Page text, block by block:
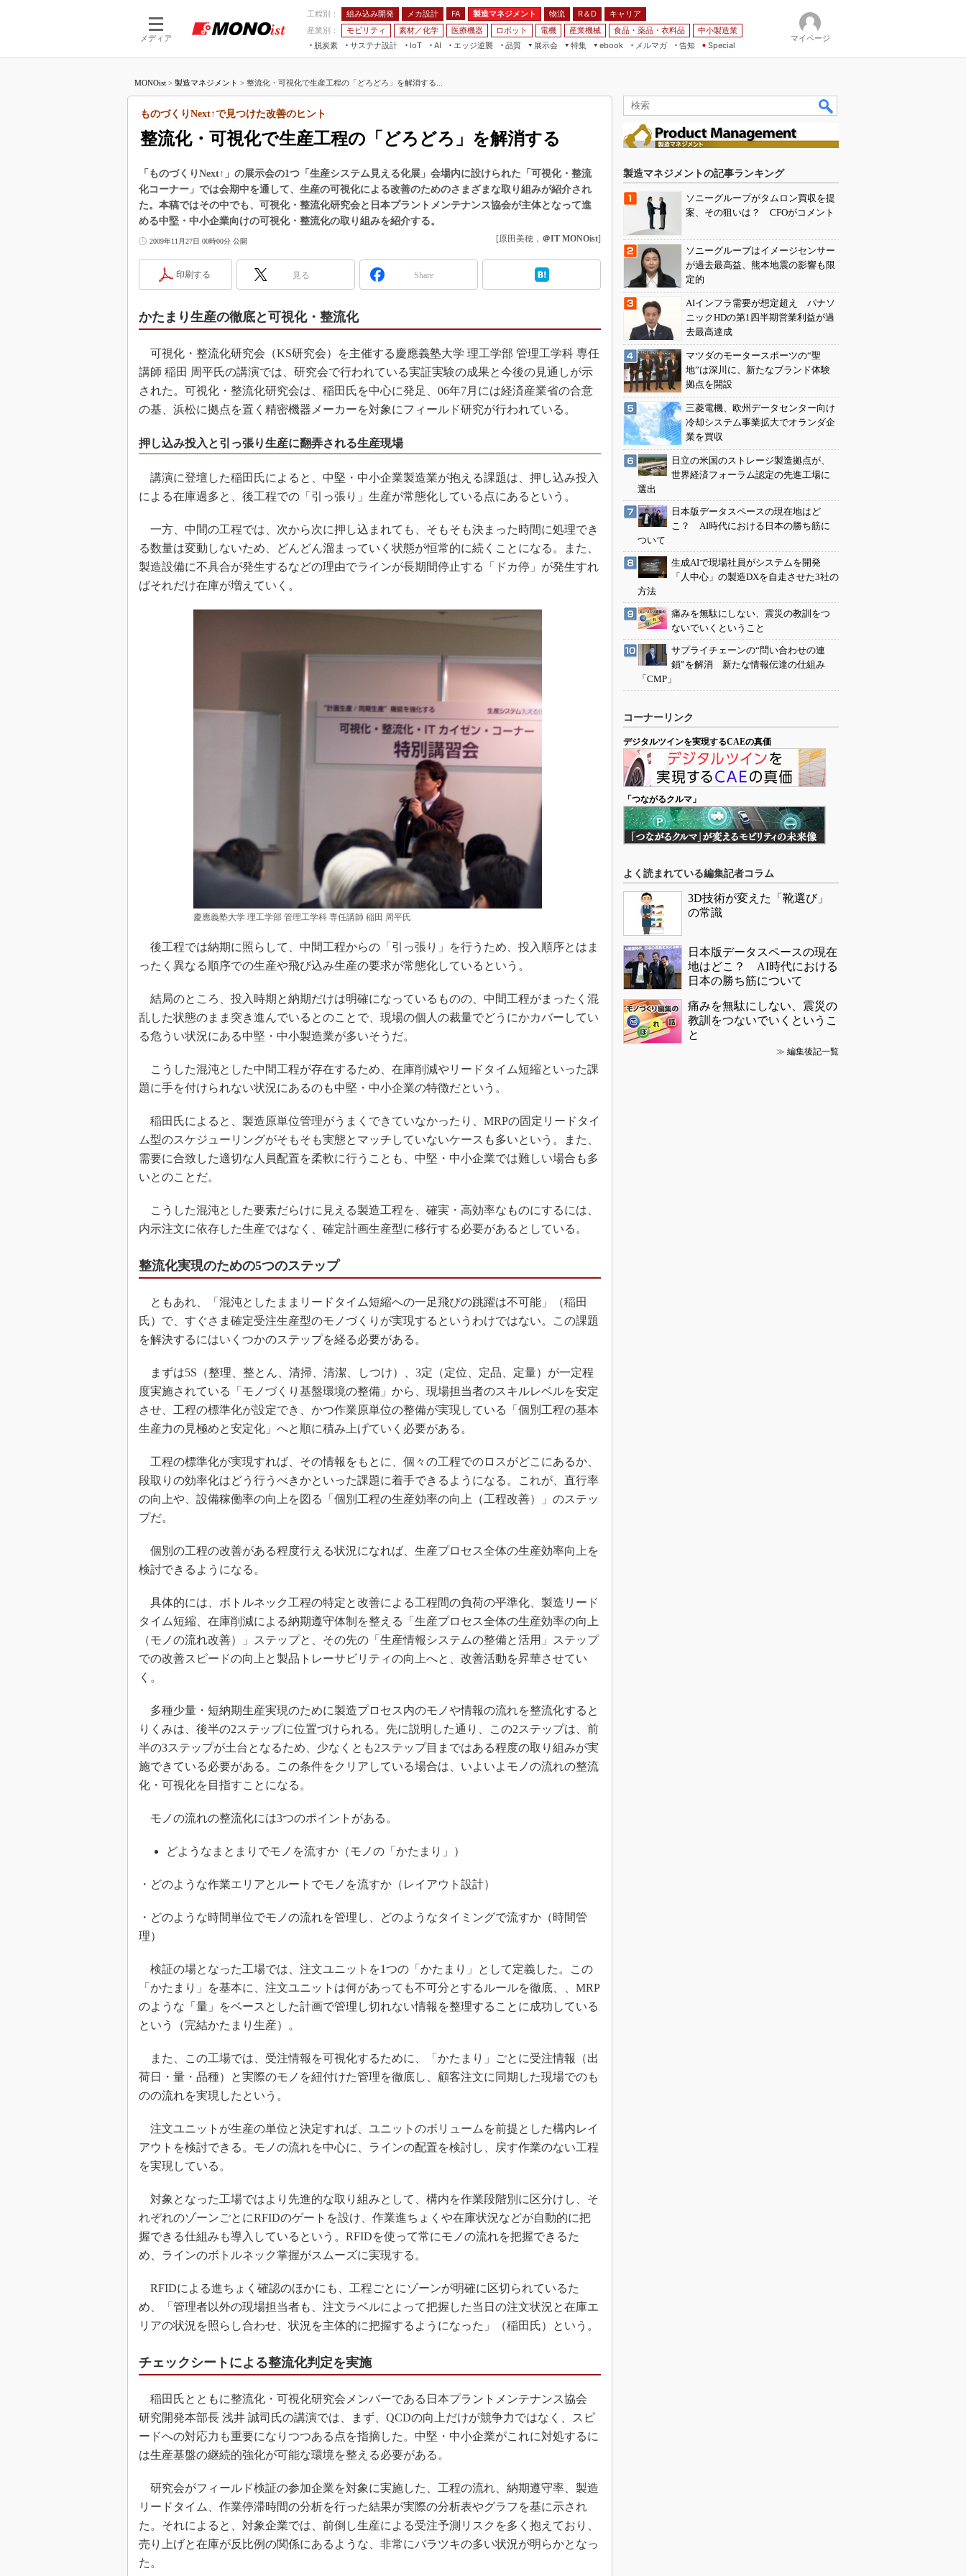
メディア
工程別： 組み込み開発 メカ設計 FA 製造マネジメント 物流 R＆D
キャリア
産業別：
モビリティ 素材／化学 医療機器 ロボット 電機 産業機械 食品・薬品・衣料品
中小製造業
脱炭素
サステナ設計
IoT
つながる工場
つながるサービス
AI
AI×設備保全
エッジ逆襲 品質
展示会
JIMTOF
IIFES
ジャパンモビリティショー
TECHNO-FRONTIER
人テク展
EdgeTech+
日本ものづくりワールド
特集
つながるクルマ
フィールドサービス
FPGA
組み込み画像技術
組み込みモデリング
Windows Embedded
車載ソフト開発
3Dプリンタ
デジタルツインとCAE
S＆OP
インダストリー4.0
イノベーション
植物工場
知財マネジメント
海外生産
グローバル設計・開発
制御セキュリティ
ebook
モビリティ
素材／化学
メルマガ
告知 Special
マイページ
MONOist > 製造マネジメント > 整流化・可視化で生産工程の「どろどろ」を解消する...
整流化・可視化で生産工程の「どろどろ」を解消する
ものづくりNext↑で見つけた改善のヒント
「ものづくりNext↑」の展示会の1つ「生産システム見える化展」会場内に設けられた「可視化・整流
化コーナー」では会期中を通して、生産の可視化による改善のためのさまざまな取り組みが紹介され
た。本稿ではその中でも、可視化・整流化研究会と日本プラントメンテナンス協会が主体となって進
める中堅・中小企業向けの可視化・整流化の取り組みを紹介する。
2009年11月27日 00時00分 公開 [原田美穂， ＠IT MONOist]
印刷する 見る Share
かたまり生産の徹底と可視化・整流化
可視化・整流化研究会（KS研究会）を主催する慶應義塾大学 理工学部 管理工学科 専任
講師 稲田 周平氏の講演では、研究会で行われている実証実験の成果と今後の見通しが示
された。可視化・整流化研究会は、稲田氏を中心に発足、06年7月には経済産業省の合意
の基、浜松に拠点を置く精密機器メーカーを対象にフィールド研究が行われている。
押し込み投入と引っ張り生産に翻弄される生産現場
講演に登壇した稲田氏によると、中堅・中小企業製造業が抱える課題は、押し込み投入
による在庫過多と、後工程での「引っ張り」生産が常態化している点にあるという。
一方、中間の工程では、次から次に押し込まれても、そもそも決まった時間に処理でき
る数量は変動しないため、どんどん溜まっていく状態が恒常的に続くことになる。また、
製造設備に不具合が発生するなどの理由でラインが長期間停止する「ドカ停」が発生すれ
ばそれだけ在庫が増えていく。
慶應義塾大学 理工学部 管理工学科 専任講師 稲田 周平氏
後工程では納期に照らして、中間工程からの「引っ張り」を行うため、投入順序とはま
ったく異なる順序での生産や飛び込み生産の要求が常態化しているという。
結局のところ、投入時期と納期だけは明確になっているものの、中間工程がまったく混
乱した状態のまま突き進んでいるとのことで、現場の個人の裁量でどうにかカバーしてい
る危うい状況にある中堅・中小製造業が多いそうだ。
こうした混沌とした中間工程が存在するため、在庫削減やリードタイム短縮といった課
題に手を付けられない状況にあるのも中堅・中小企業の特徴だという。
稲田氏によると、製造原単位管理がうまくできていなかったり、MRPの固定リードタイ
ム型のスケジューリングがそもそも実態とマッチしていないケースも多いという。また、
需要に合致した適切な人員配置を柔軟に行うことも、中堅・中小企業では難しい場合も多
いとのことだ。
こうした混沌とした要素だらけに見える製造工程を、確実・高効率なものにするには、
内示注文に依存した生産ではなく、確定計画生産型に移行する必要があるとしている。
整流化実現のための5つのステップ
ともあれ、「混沌としたままリードタイム短縮への一足飛びの跳躍は不可能」（稲田
氏）で、すぐさま確定受注生産型のモノづくりが実現するというわけではない。この課題
を解決するにはいくつかのステップを経る必要がある。
まずは5S（整理、整とん、清掃、清潔、しつけ）、3定（定位、定品、定量）が一定程
度実施されている「モノづくり基盤環境の整備」から、現場担当者のスキルレベルを安定
させ、工程の標準化が設定でき、かつ作業原単位の整備が実現している「個別工程の基本
生産力の見極めと安定化」へと順に積み上げていく必要がある。
工程の標準化が実現すれば、その情報をもとに、個々の工程でのロスがどこにあるか、
段取りの効率化はどう行うべきかといった課題に着手できるようになる。これが、直行率
の向上や、設備稼働率の向上を図る「個別工程の生産効率の向上（工程改善）」のステッ
プだ。
個別の工程の改善がある程度行える状況になれば、生産プロセス全体の生産効率向上を
検討できるようになる。
具体的には、ボトルネック工程の特定と改善による工程間の負荷の平準化、製造リード
タイム短縮、在庫削減による納期遵守体制を整える「生産プロセス全体の生産効率の向上
（モノの流れ改善）」ステップと、その先の「生産情報システムの整備と活用」ステップ
での改善スピードの向上と製品トレーサビリティの向上へと、改善活動を昇華させてい
く。
多種少量・短納期生産実現のために製造プロセス内のモノや情報の流れを整流化すると
りくみは、後半の2ステップに位置づけられる。先に説明した通り、この2ステップは、前
半の3ステップが土台となるため、少なくとも2ステップ目まではある程度の取り組みが実
施できている必要がある。この条件をクリアしている場合は、いよいよモノの流れの整流
化・可視化を目指すことになる。
モノの流れの整流化には3つのポイントがある。
どようなまとまりでモノを流すか（モノの「かたまり」）
・どのような作業エリアとルートでモノを流すか（レイアウト設計）
・どのような時間単位でモノの流れを管理し、どのようなタイミングで流すか（時間管
理）
検証の場となった工場では、注文ユニットを1つの「かたまり」として定義した。この
「かたまり」を基本に、注文ユニットは何があっても不可分とするルールを徹底、、MRP
のような「量」をベースとした計画で管理し切れない情報を整理することに成功している
という（完結かたまり生産）。
また、この工場では、受注情報を可視化するために、「かたまり」ごとに受注情報（出
荷日・量・品種）と実際のモノを紐付けた管理を徹底し、顧客注文に同期した現場でのも
のの流れを実現したという。
注文ユニットが生産の単位と決定すれば、ユニットのボリュームを前提とした構内レイ
アウトを検討できる。モノの流れを中心に、ラインの配置を検討し、戻す作業のない工程
を実現している。
対象となった工場ではより先進的な取り組みとして、構内を作業段階別に区分けし、そ
れぞれのゾーンごとにRFIDのゲートを設け、作業進ちょくや在庫状況などが自動的に把
握できる仕組みも導入しているという。RFIDを使って常にモノの流れを把握できるた
め、ラインのボトルネック掌握がスムーズに実現する。
RFIDによる進ちょく確認のほかにも、工程ごとにゾーンが明確に区切られているた
め、「管理者以外の現場担当者も、注文ラベルによって把握した当日の注文状況と在庫エ
リアの状況を照らし合わせ、状況を主体的に把握するようになった」（稲田氏）という。
チェックシートによる整流化判定を実施
稲田氏とともに整流化・可視化研究会メンバーである日本プラントメンテナンス協会
研究開発本部長 浅井 誠司氏の講演では、まず、QCDの向上だけが競争力ではなく、スピ
ードへの対応力も重要になりつつある点を指摘した。中堅・中小企業がこれに対処するに
は生産基盤の継続的強化が可能な環境を整える必要がある。
研究会がフィールド検証の参加企業を対象に実施した、工程の流れ、納期遵守率、製造
リードタイム、作業停滞時間の分析を行った結果が実際の分析表やグラフを基に示され
た。それによると、対象企業では、前倒し生産による受注予測リスクを多く抱えており、
売り上げと在庫が反比例の関係にあるような、非常にバラツキの多い状況が明らかとなっ
た。
製造マネジメントの記事ランキング
ソニーグループがタムロン買収を提
案、その狙いは？ CFOがコメント
ソニーグループはイメージセンサー
が過去最高益、熊本地震の影響も限
定的
AIインフラ需要が想定超え パナソ
ニックHDの第1四半期営業利益が過
去最高達成
マツダのモータースポーツの“聖
地”は深川に、新たなブランド体験
拠点を開設
三菱電機、欧州データセンター向け
冷却システム事業拡大でオランダ企
業を買収
日立の米国のストレージ製造拠点が、
世界経済フォーラム認定の先進工場に
選出
日本版データスペースの現在地はど
こ？ AI時代における日本の勝ち筋に
ついて
生成AIで現場社員がシステムを開発
「人中心」の製造DXを自走させた3社の
方法
痛みを無駄にしない、震災の教訓をつ
ないでいくということ
サプライチェーンの“問い合わせの連
鎖”を解消 新たな情報伝達の仕組み
「CMP」
コーナーリンク
デジタルツインを実現するCAEの真価
「つながるクルマ」
よく読まれている編集記者コラム
3D技術が変えた「靴選び」
の常識
日本版データスペースの現在
地はどこ？ AI時代における
日本の勝ち筋について
痛みを無駄にしない、震災の
教訓をつないでいくというこ
と
≫ 編集後記一覧